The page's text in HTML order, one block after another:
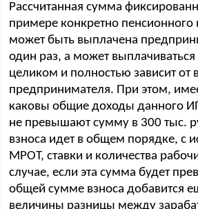
Рассчитанная сумма
примере конкретно пенсионного
может быть выплачена
один раз, а может выплачиваться
целиком и полностью зависит от
предпринимателя. При этом,
каковы общие доходы данного
не превышают сумму в 300 тыс.
взноса идет в общем порядке, с
МРОТ, ставки и количества
случае, если эта сумма будет
общей сумме взноса добавится
величины разницы между